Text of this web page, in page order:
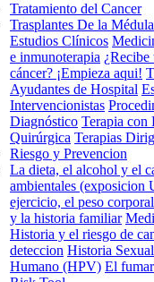
Tratamiento del Cancer
Trasplantes De la Médula
Estudios Clínicos
e inmunoterapia ¿Recibe
cáncer? ¡Empieza aqui!
Ayudantes de Hospital
Intervencionistas
Diagnóstico Terapia con
Quirúrgica Terapias
Riesgo y Prevencion
La dieta, el alcohol y el
ambientales (exposicion
ejercicio, el peso
y la historia familiar
Historia y el riesgo de
deteccion Historia
Humano (HPV) El